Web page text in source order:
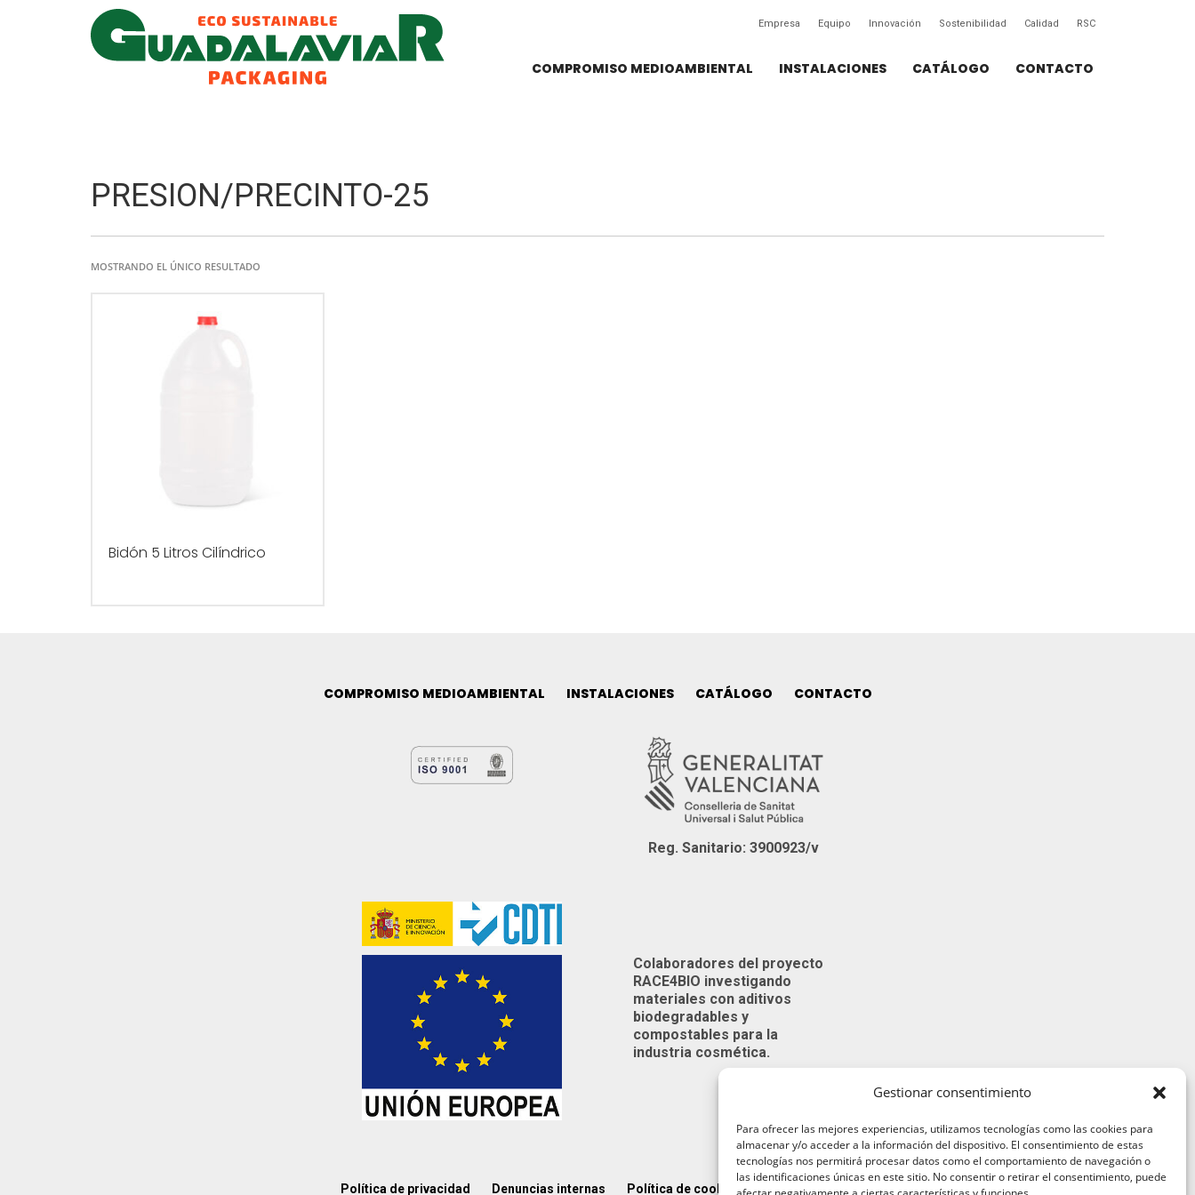
Gestionar consentimiento
Para ofrecer las mejores experiencias, utilizamos tecnologías como las cookies para
almacenar y/o acceder a la información del dispositivo. El consentimiento de estas
tecnologías nos permitirá procesar datos como el comportamiento de navegación o
las identificaciones únicas en este sitio. No consentir o retirar el consentimiento, puede
Empresa Equipo Innovación Sostenibilidad Calidad RSC
COMPROMISO MEDIOAMBIENTAL INSTALACIONES CATÁLOGO CONTACTO
PRESION/PRECINTO-25
MOSTRANDO EL ÚNICO RESULTADO
Bidón 5 Litros Cilíndrico
COMPROMISO MEDIOAMBIENTAL INSTALACIONES CATÁLOGO CONTACTO
Reg. Sanitario: 3900923/v
Colaboradores del proyecto
RACE4BIO investigando
materiales con aditivos
biodegradables y
compostables para la
industria cosmética.
Política de privacidad Denuncias internas Política de cookies (UE) Aviso legal